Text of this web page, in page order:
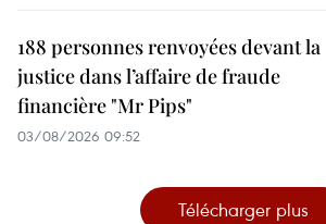
188 personnes renvoyées devant la
justice dans l’affaire de fraude
financière "Mr Pips"
03/08/2026 09:52
Télécharger plus